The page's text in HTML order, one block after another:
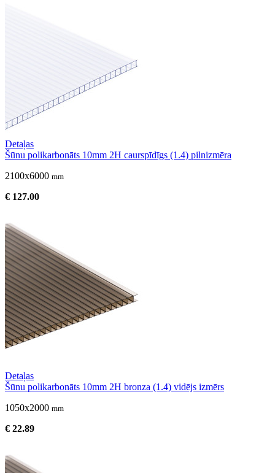
Detaļas
Šūnu polikarbonāts 10mm 2H caurspīdīgs (1.4) pilnizmēra
2100x6000 mm
€ 127.00
Detaļas
Šūnu polikarbonāts 10mm 2H bronza (1.4) vidējs izmērs
1050x2000 mm
€ 22.89